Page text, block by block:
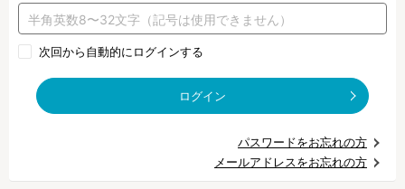
次回から自動的にログインする
ログイン
パスワードをお忘れの方
メールアドレスをお忘れの方